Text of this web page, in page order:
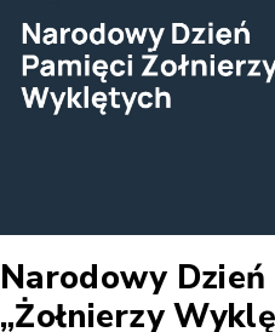
Narodowy Dzień
„Żołnierzy